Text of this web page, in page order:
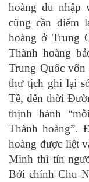
hoàng du nhập
cũng cần điểm
hoàng ở Trung
Thành hoàng
Trung Quốc
thư tịch ghi lại
Tề, đến thời
thịnh hành
Thành hoàng”.
hoàng được liệt
Minh thì tín
Bởi chính Chu